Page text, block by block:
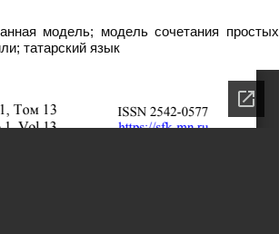
модель; модель сочетания простых
татарский язык